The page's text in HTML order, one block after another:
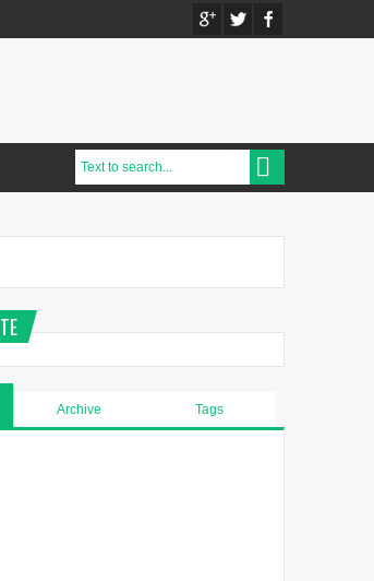
Archive Tags